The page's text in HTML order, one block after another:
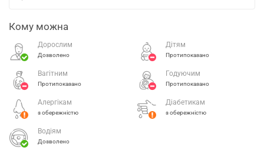
Кому можна
Дорослим
Дозволено
Дітям
Протипоказано
Вагітним
Протипоказано
Годуючим
Протипоказано
Алергікам
з обережністю
Діабетикам
з обережністю
Водіям
Дозволено